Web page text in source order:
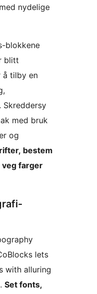
nydelige
blokkene
blitt
å tilby en
Skreddersy
med bruk
og
bestem
veg farger
lets
with alluring
Set fonts,